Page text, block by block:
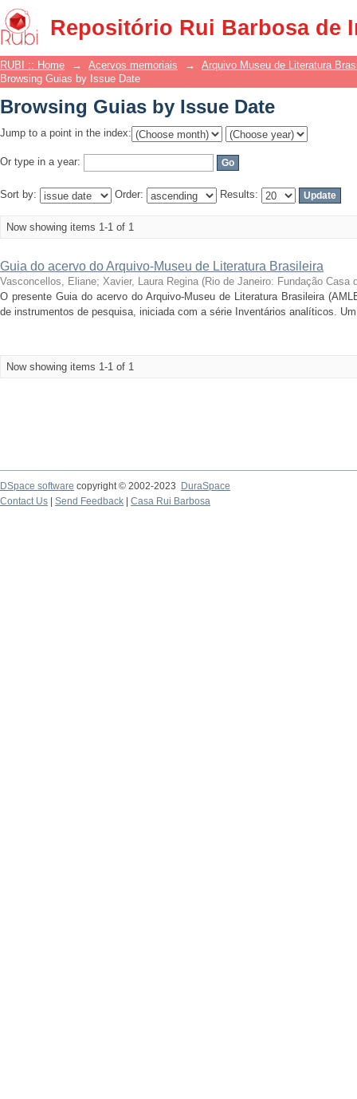
Repositório Rui Barbosa de
Browsing Guias by Issue Date
RUBI :: Home → Acervos memoriais →
Arquivo Museu de Literatura
Browsing Guias by Issue Date
Browsing Guias by Issue Date
Jump to a point in the index:
Or type in a year:
Sort by: Order: Results:
Now showing items 1-1 of 1
Guia do acervo do Arquivo-Museu de Literatura Brasileira
Vasconcellos, Eliane; Xavier, Laura Regina (Rio de Janeiro: Fundação Casa
O presente Guia do acervo do Arquivo-Museu de Literatura Brasileira
de instrumentos de pesquisa, iniciada com a série Inventários analíticos.
Now showing items 1-1 of 1
DSpace software copyright © 2002-2023
DuraSpace
Contact Us
Send Feedback Casa Rui Barbosa